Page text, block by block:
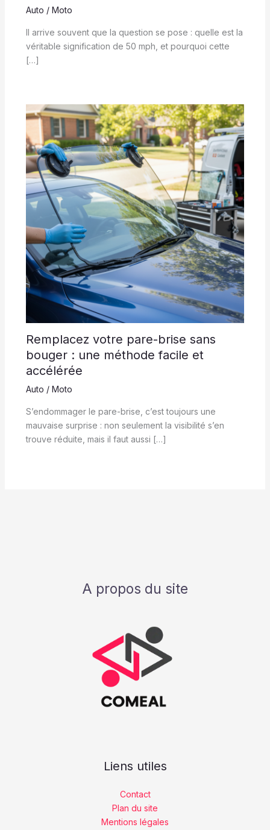
Auto / Moto
Il arrive souvent que la question se pose : quelle est la
véritable signification de 50 mph, et pourquoi cette
[…]
Remplacez votre pare-brise sans
bouger : une méthode facile et
accélérée
Auto / Moto
S’endommager le pare-brise, c’est toujours une
mauvaise surprise : non seulement la visibilité s’en
trouve réduite, mais il faut aussi […]
A propos du site
Liens utiles
Contact
Plan du site
Mentions légales